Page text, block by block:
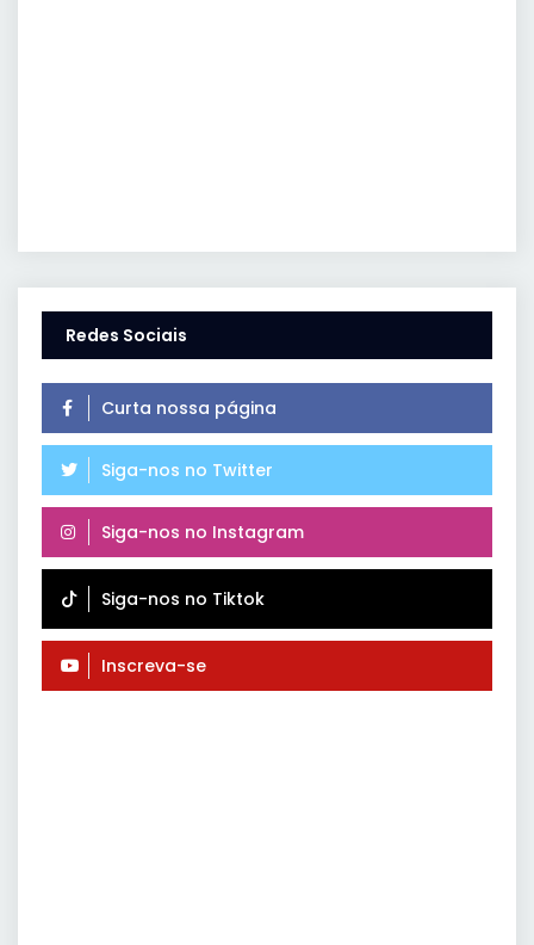
Redes Sociais
Curta nossa página
Siga-nos no Twitter
Siga-nos no Instagram
Siga-nos no Tiktok
Inscreva-se